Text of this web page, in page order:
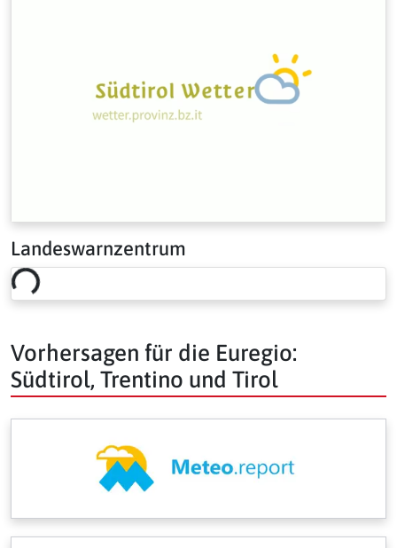
Landeswarnzentrum
Loading risk overview…
Vorhersagen für die Euregio:
Südtirol, Trentino und Tirol